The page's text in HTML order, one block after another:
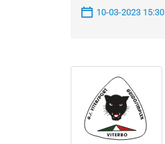
10-03-2023 15:30